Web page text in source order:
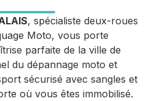
, spécialiste deux-roues
Moto, vous porte
parfaite de la ville de
du dépannage moto et
sécurisé avec sangles et
où vous êtes immobilisé.